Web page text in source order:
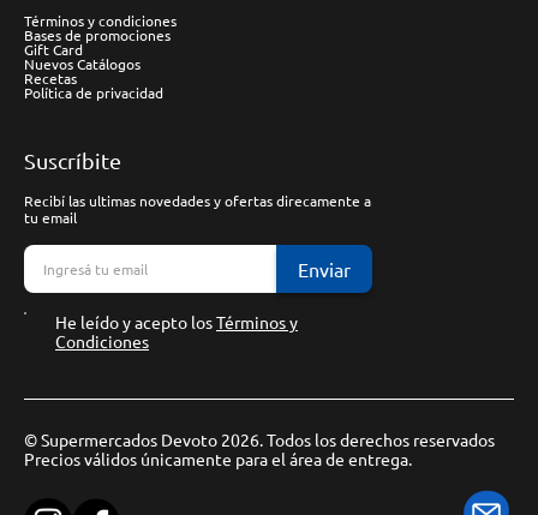
Términos y condiciones
Bases de promociones
Gift Card
Nuevos Catálogos
Recetas
Política de privacidad
Suscríbite
Recibí las ultimas novedades y ofertas direcamente a
tu email
Enviar
He leído y acepto losTérminos y
Condiciones
© Supermercados Devoto 2026. Todos los derechos reservados
Precios válidos únicamente para el área de entrega.